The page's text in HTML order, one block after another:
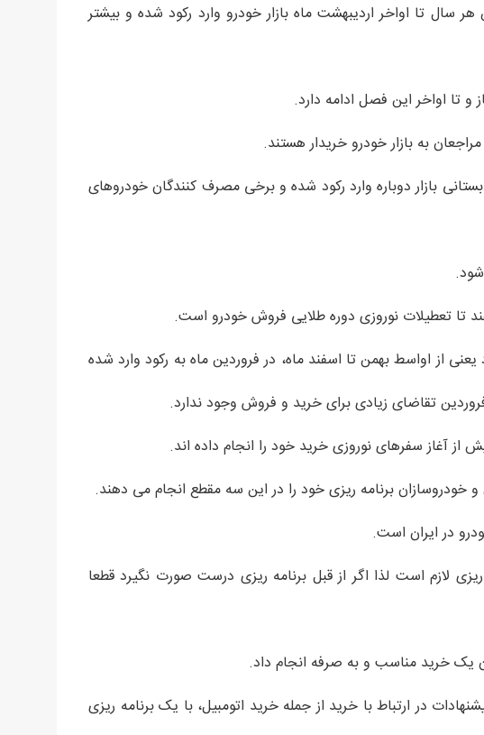
هر سال تا اواخر اردیبهشت ماه بازار خودرو وارد رکود شده و بیشتر
و تا اواخر این فصل ادامه دارد.
به بازار خودرو خریدار هستند.
بازار دوباره وارد رکود شده و برخی مصرف کنندگان خودروهای
شود.
از اواسط بهمن تا اسفند ماه، در فروردین ماه به رکود وارد شده
تقاضای زیادی برای خرید و فروش وجود ندارد.
آغاز سفرهای نوروزی خرید خود را انجام داده اند.
برنامه ریزی خود را در این سه مقطع انجام می دهند.
در ایران است.
لازم است لذا اگر از قبل برنامه ریزی درست صورت نگیرد قطعا
یک خرید مناسب و به صرفه انجام داد.
در ارتباط با خرید از جمله خرید اتومبیل، با یک برنامه ریزی